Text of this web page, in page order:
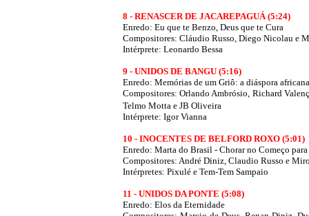
8 - RENASCER DE JACAREPAGUÁ (5:24)
Enredo: Eu que te Benzo, Deus que te Cura
Compositores: Cláudio Russo, Diego Nicolau e
Intérprete: Leonardo Bessa
9 - UNIDOS DE BANGU (5:16)
Enredo: Memórias de um Griô: a diáspora
Compositores: Orlando Ambrósio, Richard
Telmo Motta e JB Oliveira
Intérprete: Igor Vianna
10 - INOCENTES DE BELFORD ROXO (5:01)
Enredo: Marta do Brasil - Chorar no Começo
Compositores: André Diniz, Claudio Russo e Miro
Intérpretes: Pixulé e Tem-Tem Sampaio
11 - UNIDOS DA PONTE (5:08)
Enredo: Elos da Eternidade